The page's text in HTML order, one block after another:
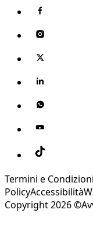
Termini e Condizioni
PolicyAccessibilità
Copyright 2026